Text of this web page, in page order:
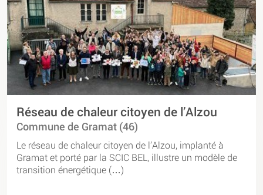
Réseau de chaleur citoyen de l’Alzou
Commune de Gramat (46)
Le réseau de chaleur citoyen de l’Alzou, implanté à
Gramat et porté par la SCIC BEL, illustre un modèle de
transition énergétique (…)